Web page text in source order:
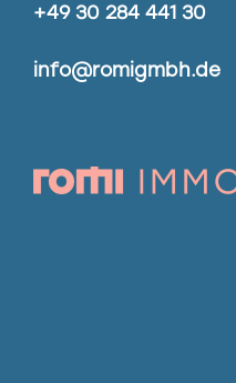
+49 30 284 441 30
info@romigmbh.de